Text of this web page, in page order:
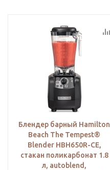
Блендер барный Hamilton
Beach The Tempest®
Blender HBH650R-СЕ,
стакан поликарбонат 1.8
л, autoblend,